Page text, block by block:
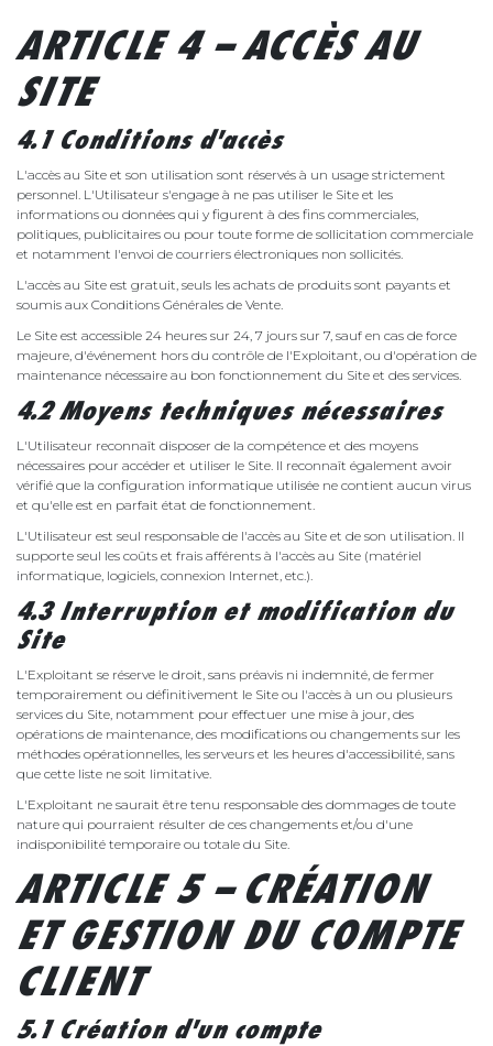
ARTICLE 4 – ACCÈS AU
SITE
4.1 Conditions d'accès
L'accès au Site et son utilisation sont réservés à un usage strictement
personnel. L'Utilisateur s'engage à ne pas utiliser le Site et les
informations ou données qui y figurent à des fins commerciales,
politiques, publicitaires ou pour toute forme de sollicitation commerciale
et notamment l'envoi de courriers électroniques non sollicités.
L'accès au Site est gratuit, seuls les achats de produits sont payants et
soumis aux Conditions Générales de Vente.
Le Site est accessible 24 heures sur 24, 7 jours sur 7, sauf en cas de force
majeure, d'événement hors du contrôle de l'Exploitant, ou d'opération de
maintenance nécessaire au bon fonctionnement du Site et des services.
4.2 Moyens techniques nécessaires
L'Utilisateur reconnaît disposer de la compétence et des moyens
nécessaires pour accéder et utiliser le Site. Il reconnaît également avoir
vérifié que la configuration informatique utilisée ne contient aucun virus
et qu'elle est en parfait état de fonctionnement.
L'Utilisateur est seul responsable de l'accès au Site et de son utilisation. Il
supporte seul les coûts et frais afférents à l'accès au Site (matériel
informatique, logiciels, connexion Internet, etc.).
4.3 Interruption et modification du
Site
L'Exploitant se réserve le droit, sans préavis ni indemnité, de fermer
temporairement ou définitivement le Site ou l'accès à un ou plusieurs
services du Site, notamment pour effectuer une mise à jour, des
opérations de maintenance, des modifications ou changements sur les
méthodes opérationnelles, les serveurs et les heures d'accessibilité, sans
que cette liste ne soit limitative.
L'Exploitant ne saurait être tenu responsable des dommages de toute
nature qui pourraient résulter de ces changements et/ou d'une
indisponibilité temporaire ou totale du Site.
ARTICLE 5 – CRÉATION
ET GESTION DU COMPTE
CLIENT
5.1 Création d'un compte